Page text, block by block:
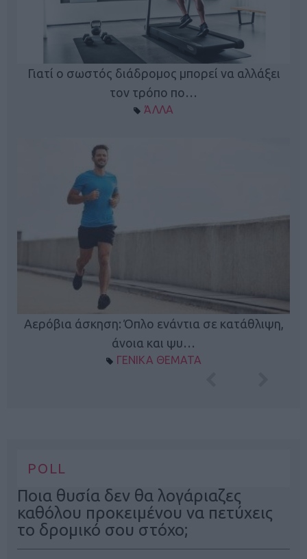
Γιατί ο σωστός διάδρομος μπορεί να αλλάξει
τον τρόπο πο…
ΆΛΛΑ
Αερόβια άσκηση: Όπλο ενάντια σε κατάθλιψη,
άνοια και ψυ…
ΓΕΝΙΚΑ ΘΕΜΑΤΑ
POLL
Ποια θυσία δεν θα λογάριαζες
καθόλου προκειμένου να πετύχεις
το δρομικό σου στόχο;